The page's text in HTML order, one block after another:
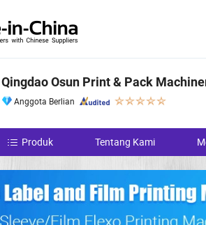
Qingdao Osun Print & Pack
Anggota Berlian
Produk Tentang Kami